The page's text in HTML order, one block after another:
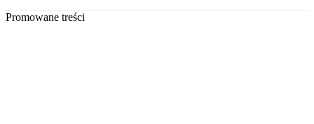
Promowane treści